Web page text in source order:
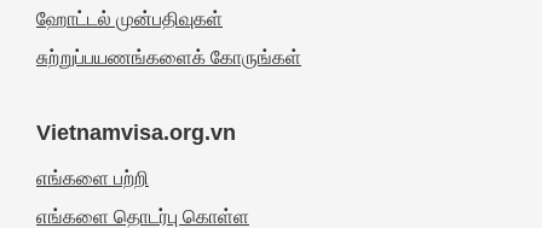
ஹோட்டல் முன்பதிவுகள்
சுற்றுப்பயணங்களைக் கோருங்கள்
Vietnamvisa.org.vn
எங்களை பற்றி
எங்களை தொடர்பு கொள்ள